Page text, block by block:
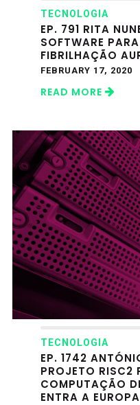
TECNOLOGIA
EP. 791 RITA
SOFTWARE
FIBRILHAÇÃO
FEBRUARY 17, 2020
READ MORE
TECNOLOGIA
EP. 1742
PROJETO RISC2
COMPUTAÇÃO
ENTRA A